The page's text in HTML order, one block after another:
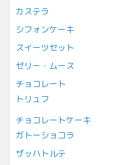
カステラ
シフォンケーキ
スイーツセット
ゼリー・ムース
チョコレート
トリュフ
チョコレートケーキ
ガトーショコラ
ザッハトルテ